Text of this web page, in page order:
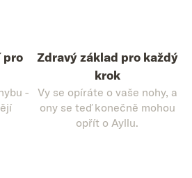
pro
-
Zdravý základ pro každý
krok
Vy se opíráte o vaše nohy, a
ony se teď konečně mohou
opřít o Ayllu.